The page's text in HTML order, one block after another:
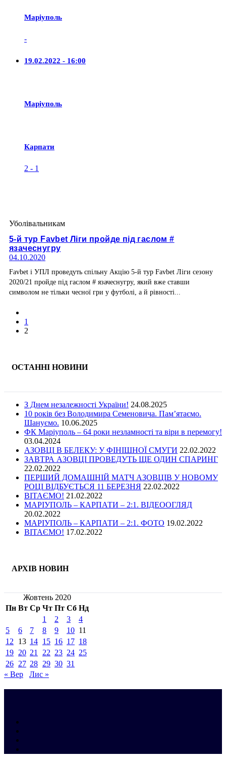
Маріуполь
-
19.02.2022 - 16:00
Маріуполь
Карпати
2 - 1
Уболівальникам
5-й тур Favbet Ліги пройде під гаслом #
язачеснугру
04.10.2020
Favbet і УПЛ проведуть спільну Акцію 5-й тур Favbet Ліги сезону
2020/21 пройде під гаслом # язачеснугру, який вже ставши
символом не тільки чесної гри у футболі, а й рівності...
1
2
ОСТАННІ НОВИНИ
З Днем незалежності України! 24.08.2025
10 років без Володимира Семеновича. Пам’ятаємо.
Шануємо. 10.06.2025
ФК Маріуполь – 64 роки незламності та віри в перемогу!
03.04.2024
АЗОВЦІ В БЕЛЕКУ: У ФІНІШНОЇ СМУГИ 22.02.2022
ЗАВТРА АЗОВЦІ ПРОВЕДУТЬ ЩЕ ОДИН СПАРИНГ
22.02.2022
ПЕРШИЙ ДОМАШНІЙ МАТЧ АЗОВЦІВ У НОВОМУ
РОЦІ ВІДБУЄТЬСЯ 11 БЕРЕЗНЯ 22.02.2022
ВІТАЄМО! 21.02.2022
МАРІУПОЛЬ – КАРПАТИ – 2:1. ВІДЕООГЛЯД
20.02.2022
МАРІУПОЛЬ – КАРПАТИ – 2:1. ФОТО 19.02.2022
ВІТАЄМО! 17.02.2022
АРХІВ НОВИН
Жовтень 2020
Пн Вт Ср Чт Пт Сб Нд
1
2 3
4
5
6 7 8 9 10 11
12
13 14 15 16 17 18
19 20 21 22 23 24 25
26 27 28 29 30 31
« Вер
Лис »